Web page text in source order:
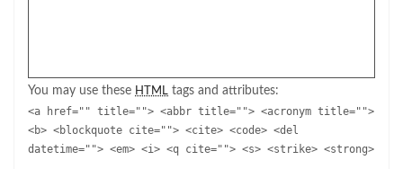
You may use these HTML tags and attributes:
<a href="" title=""> <abbr title=""> <acronym title="">
<b> <blockquote cite=""> <cite> <code> <del
datetime=""> <em> <i> <q cite=""> <s> <strike> <strong>